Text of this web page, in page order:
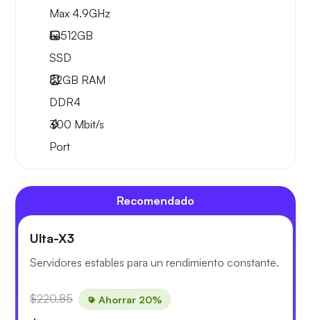
Max 4.9GHz
1x512GB
SSD
32GB RAM
DDR4
300 Mbit/s
Port
Recomendado
Ulta-X3
Servidores estables para un rendimiento constante.
$220.85 Ahorrar 20%